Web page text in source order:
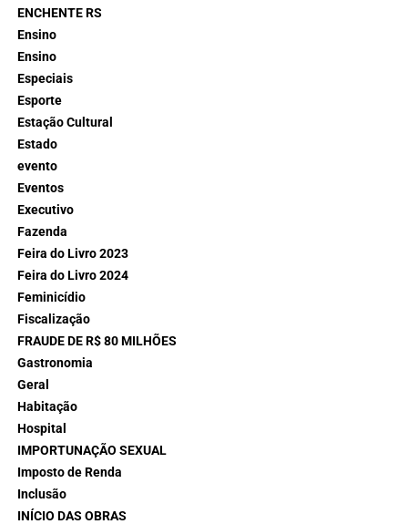
ENCHENTE RS
Ensino
Ensino
Especiais
Esporte
Estação Cultural
Estado
evento
Eventos
Executivo
Fazenda
Feira do Livro 2023
Feira do Livro 2024
Feminicídio
Fiscalização
FRAUDE DE R$ 80 MILHÕES
Gastronomia
Geral
Habitação
Hospital
IMPORTUNAÇÃO SEXUAL
Imposto de Renda
Inclusão
INÍCIO DAS OBRAS